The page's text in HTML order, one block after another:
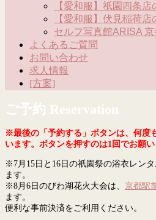
【愛和服】祇園四条店
【愛和服】伏見稲荷店
セルフ写真館ARISA
よくあるご質問
お問い合わせ
求人情報
[方案]
ご予約 Reservation
※最後の「予約する」ボタンは、何度
います。ボタンを押すのは1回でお願い
※7月15日と16日の祇園祭の浴衣レンタ
ます。
※8月6日のびわ湖花火大会は、 京都駅
ます。
便利な事前決済をご利用ください。